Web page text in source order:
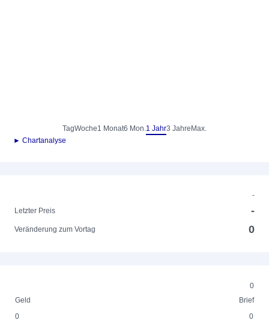
TagWoche1 Monat6 Mon.1 Jahr3 Jahre Max.
► Chartanalyse
-
Letzter Preis
-
Veränderung zum Vortag 0
0
Geld
Brief
0
0